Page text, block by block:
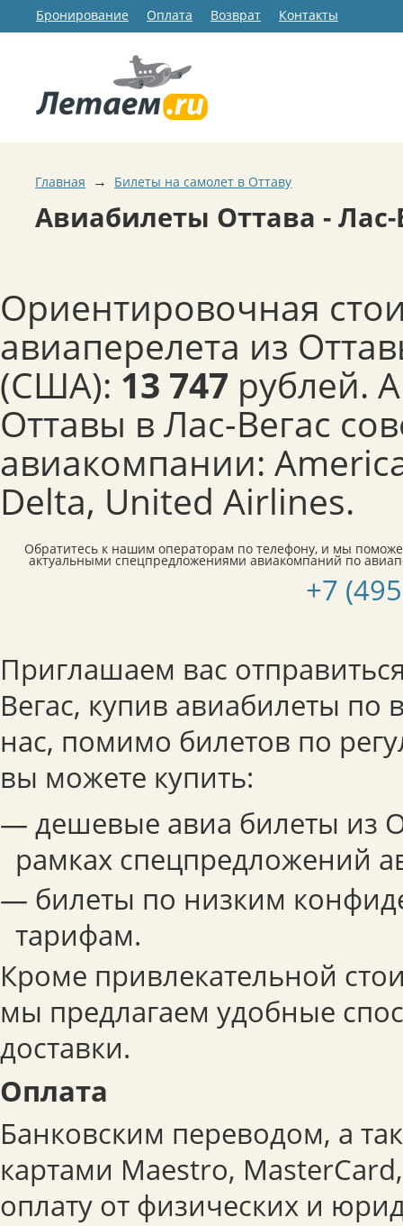
Бронирование Оплата Возврат Контакты
Главная → Билеты на самолет в Оттаву
Авиабилеты Оттава - Лас-
Ориентировочная
авиаперелета из
(США): 13 747 рублей.
Оттавы в Лас-Вегас
авиакомпании:
Delta, United Airlines.
Обратитесь к нашим операторам по телефону, и мы
актуальными спецпредложениями авиакомпаний по
+7
Приглашаем вас
Вегас, купив авиабилеты по
нас, помимо билетов по
вы можете купить:
— дешевые авиа билеты из
рамках спецпредложений
— билеты по низким
тарифам.
Кроме привлекательной
мы предлагаем удобные
доставки.
Оплата
Банковским переводом, а
картами Maestro,
оплату от физических и